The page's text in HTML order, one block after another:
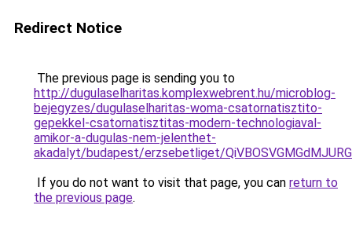
Redirect Notice
The previous page is sending you to
http://dugulaselharitas.komplexwebrent.hu/microblog-
bejegyzes/dugulaselharitas-woma-csatornatisztito-
gepekkel-csatornatisztitas-modern-technologiaval-
amikor-a-dugulas-nem-jelenthet-
akadalyt/budapest/erzsebetliget/
If you do not want to visit that page, you can return to
the previous page.